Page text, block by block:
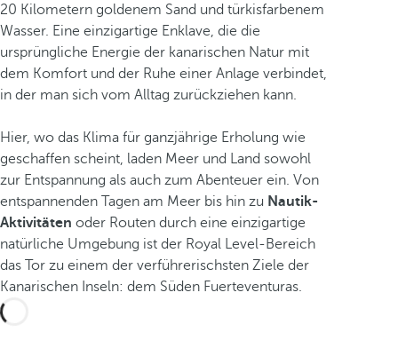
20 Kilometern goldenem Sand und türkisfarbenem
Wasser. Eine einzigartige Enklave, die die
ursprüngliche Energie der kanarischen Natur mit
dem Komfort und der Ruhe einer Anlage verbindet,
in der man sich vom Alltag zurückziehen kann.
Hier, wo das Klima für ganzjährige Erholung wie
geschaffen scheint, laden Meer und Land sowohl
zur Entspannung als auch zum Abenteuer ein. Von
entspannenden Tagen am Meer bis hin zu Nautik-
Aktivitäten oder Routen durch eine einzigartige
natürliche Umgebung ist der Royal Level-Bereich
das Tor zu einem der verführerischsten Ziele der
Kanarischen Inseln: dem Süden Fuerteventuras.